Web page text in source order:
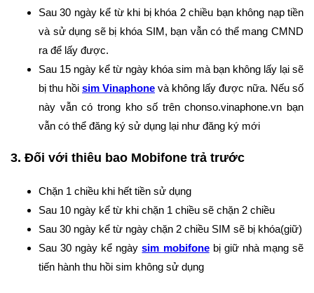
Sau 30 ngày kể từ khi bị khóa 2 chiều bạn không nạp tiền
và sử dụng sẽ bị khóa SIM, bạn vẫn có thể mang CMND
ra để lấy được.
Sau 15 ngày kể từ ngày khóa sim mà bạn không lấy lại sẽ
bị thu hồi sim Vinaphone và không lấy được nữa. Nếu số
này vẫn có trong kho số trên chonso.vinaphone.vn bạn
vẫn có thể đăng ký sử dụng lại như đăng ký mới
3. Đối với thiêu bao Mobifone trả trước
Chặn 1 chiều khi hết tiền sử dụng
Sau 10 ngày kể từ khi chặn 1 chiều sẽ chặn 2 chiều
Sau 30 ngày kể từ ngày chặn 2 chiều SIM sẽ bị khóa(giữ)
Sau 30 ngày kể ngàysim mobifonebị giữ nhà mạng sẽ
tiến hành thu hồi sim không sử dụng